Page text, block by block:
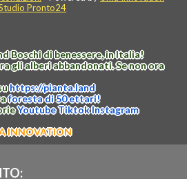
Pronto24
Boschi di benessere, in Italia!
gli alberi abbandonati. Se non ora
https://pianta.land
foresta di 50 ettari!
YoutubeTiktokInstagram
INNOVATION